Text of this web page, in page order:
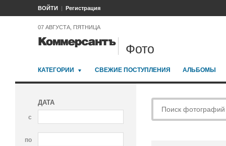
ВОЙТИ Регистрация
07 АВГУСТА, ПЯТНИЦА
Фото
КАТЕГОРИИ СВЕЖИЕ ПОСТУПЛЕНИЯ АЛЬБОМЫ
ДАТА
с
по